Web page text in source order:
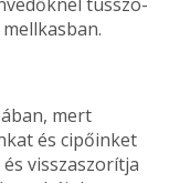
mert
és cipőinket
visszaszorítja